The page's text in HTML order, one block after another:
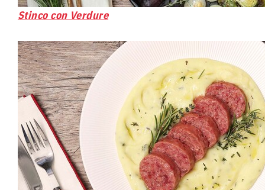
Stinco con Verdure